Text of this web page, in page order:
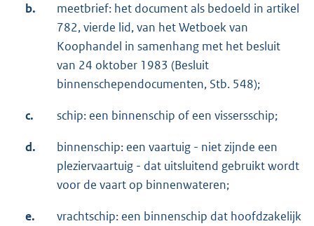
b.
meetbrief: het document als bedoeld in artikel
782, vierde lid, van het Wetboek van
Koophandel in samenhang met het besluit
van 24 oktober 1983 (Besluit
binnenschependocumenten, Stb. 548);
c. schip: een binnenschip of een vissersschip;
d.
binnenschip: een vaartuig - niet zijnde een
pleziervaartuig - dat uitsluitend gebruikt wordt
voor de vaart op binnenwateren;
e.
vrachtschip: een binnenschip dat hoofdzakelijk